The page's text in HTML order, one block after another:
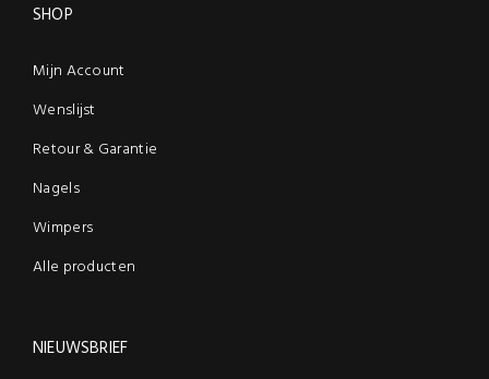
SHOP
Mijn Account
Wenslijst
Retour & Garantie
Nagels
Wimpers
Alle producten
NIEUWSBRIEF